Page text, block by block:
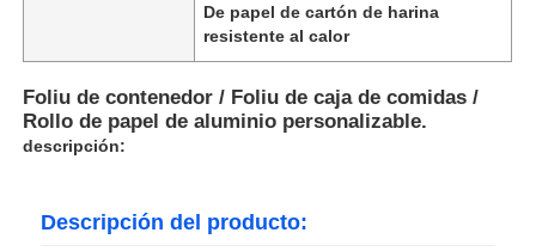
De papel de cartón de harina
resistente al calor
Foliu de contenedor / Foliu de caja de comidas /
Rollo de papel de aluminio personalizable.
descripción:
Descripción del producto: